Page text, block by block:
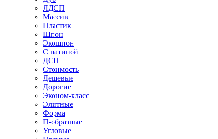
ЛДСП
Массив
Пластик
Шпон
Экошпон
С патиной
ДСП
Стоимость
Дешевые
Дорогие
Эконом-класс
Элитные
Форма
П-образные
Угловые